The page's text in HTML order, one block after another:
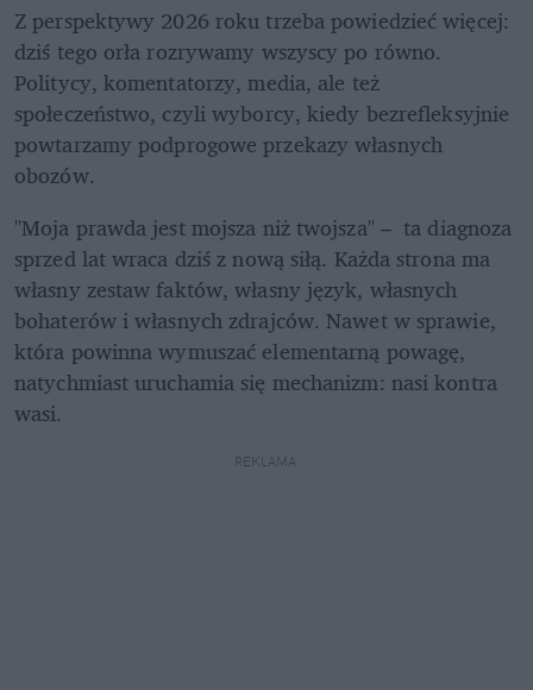
Z perspektywy 2026 roku trzeba powiedzieć więcej:
dziś tego orła rozrywamy wszyscy po równo.
Politycy, komentatorzy, media, ale też
społeczeństwo, czyli wyborcy, kiedy bezrefleksyjnie
powtarzamy podprogowe przekazy własnych
obozów.
"Moja prawda jest mojsza niż twojsza" –  ta diagnoza
sprzed lat wraca dziś z nową siłą. Każda strona ma
własny zestaw faktów, własny język, własnych
bohaterów i własnych zdrajców. Nawet w sprawie,
która powinna wymuszać elementarną powagę,
natychmiast uruchamia się mechanizm: nasi kontra
wasi.
REKLAMA